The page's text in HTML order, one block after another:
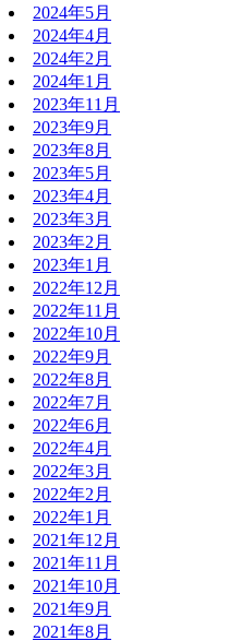
2024年5月
2024年4月
2024年2月
2024年1月
2023年11月
2023年9月
2023年8月
2023年5月
2023年4月
2023年3月
2023年2月
2023年1月
2022年12月
2022年11月
2022年10月
2022年9月
2022年8月
2022年7月
2022年6月
2022年4月
2022年3月
2022年2月
2022年1月
2021年12月
2021年11月
2021年10月
2021年9月
2021年8月